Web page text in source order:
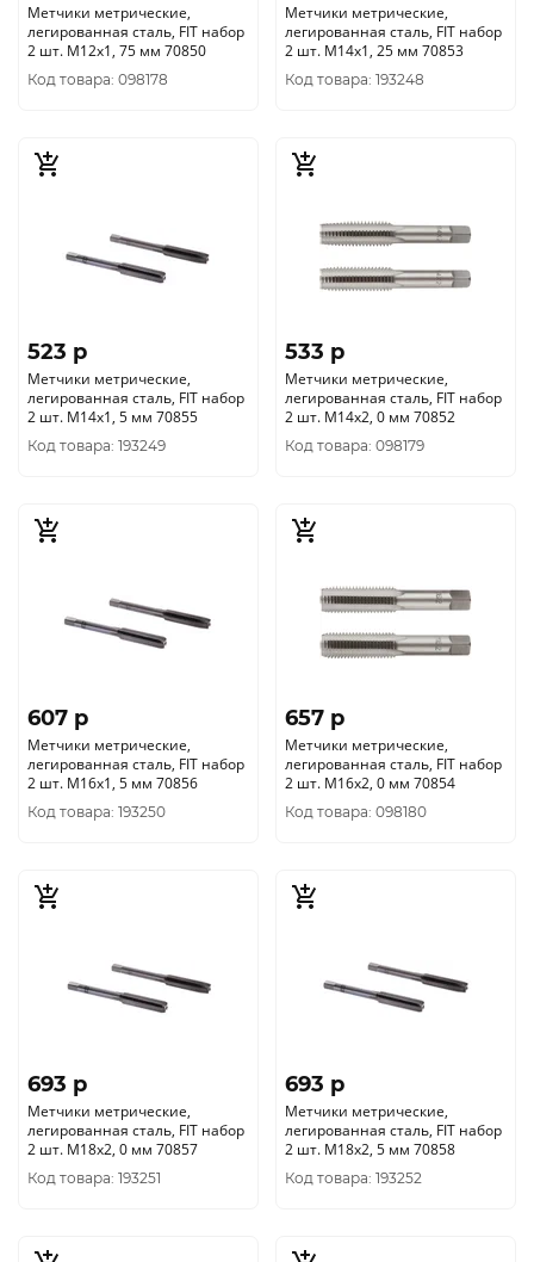
Метчики метрические,
легированная сталь, FIT набор
2 шт. М12х1, 75 мм 70850
Код товара: 098178
Метчики метрические,
легированная сталь, FIT набор
2 шт. М14х1, 25 мм 70853
Код товара: 193248
523 p
Метчики метрические,
легированная сталь, FIT набор
2 шт. М14х1, 5 мм 70855
Код товара: 193249
533 p
Метчики метрические,
легированная сталь, FIT набор
2 шт. М14х2, 0 мм 70852
Код товара: 098179
607 p
Метчики метрические,
легированная сталь, FIT набор
2 шт. М16х1, 5 мм 70856
Код товара: 193250
657 p
Метчики метрические,
легированная сталь, FIT набор
2 шт. М16х2, 0 мм 70854
Код товара: 098180
693 p
Метчики метрические,
легированная сталь, FIT набор
2 шт. М18х2, 0 мм 70857
Код товара: 193251
693 p
Метчики метрические,
легированная сталь, FIT набор
2 шт. М18х2, 5 мм 70858
Код товара: 193252